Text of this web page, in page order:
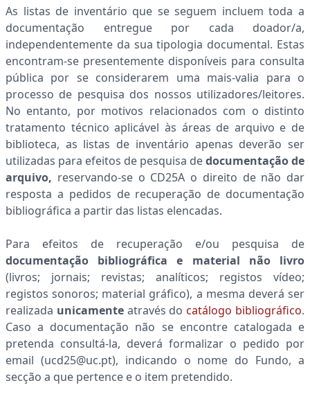
As listas de inventário que se seguem incluem toda a
documentação entregue por cada doador/a,
independentemente da sua tipologia documental. Estas
encontram-se presentemente disponíveis para consulta
pública por se considerarem uma mais-valia para o
processo de pesquisa dos nossos utilizadores/leitores.
No entanto, por motivos relacionados com o distinto
tratamento técnico aplicável às áreas de arquivo e de
biblioteca, as listas de inventário apenas deverão ser
utilizadas para efeitos de pesquisa dedocumentação de
arquivo, reservando-se o CD25A o direito de não dar
resposta a pedidos de recuperação de documentação
bibliográfica a partir das listas elencadas.
Para efeitos de recuperação e/ou pesquisa de
documentação bibliográfica e material não livro
(livros; jornais; revistas; analíticos; registos vídeo;
registos sonoros; material gráfico), a mesma deverá ser
realizada unicamenteatravés docatálogo bibliográfico.
Caso a documentação não se encontre catalogada e
pretenda consultá-la, deverá formalizar o pedido por
email (ucd25@uc.pt), indicando o nome do Fundo, a
secção a que pertence e o item pretendido.